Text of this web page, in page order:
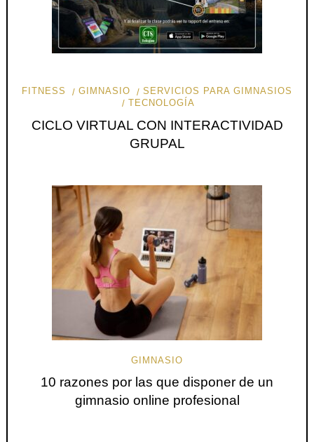
FITNESS GIMNASIO
SERVICIOS PARA GIMNASIOS
TECNOLOGÍA
CICLO VIRTUAL CON INTERACTIVIDAD
GRUPAL
GIMNASIO
10 razones por las que disponer de un
gimnasio online profesional